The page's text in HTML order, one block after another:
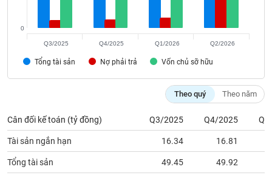
Tổng tài sản Nợ phải trả Vốn chủ sỡ hữu
0
Q3/2025 Q4/2025 Q1/2026 Q2/2026
Theo quý Theo năm
Cân đối kế toán (tỷ đồng) Q3/2025 Q4/2025
Tài sản ngắn hạn 16.34 16.81
Tổng tài sản 49.45 49.92
Sách
chính
Công
cụ
tư